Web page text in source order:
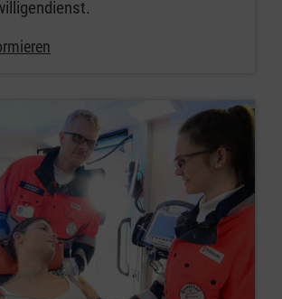
Tat zur Seite.
Durch unseren eigenen
Fahrtraining sind Sie für
alles gewappnet. Darüber
hinaus stehen Ihnen auch
zahlreiche weitere Aus-
und Fortbildungsangebote
zur Verfügung.
Bestens ausgestattet:
Egal ob Fahrzeug,